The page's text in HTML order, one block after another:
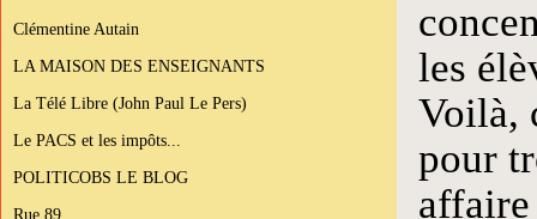
Clémentine Autain
LA MAISON DES ENSEIGNANTS
La Télé Libre (John Paul Le Pers)
Le PACS et les impôts...
POLITICOBS LE BLOG
Rue 89
les
Voilà,
pour